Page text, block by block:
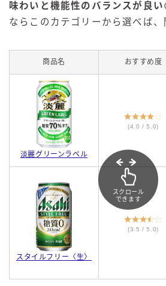
味わいと機能性のバランスが良い
ならこのカテゴリーから選べば、
商品名 おすすめ度
淡麗グリーンラベル
(4.0 / 5.0)
スタイルフリー〈生〉
(3.5 / 5.0)
スクロール
できます